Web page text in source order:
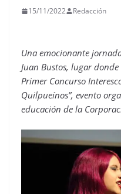
15/11/2022 Redacción
Una emocionante
Juan Bustos, lugar
Primer Concurso
Quilpueínos”, evento
educación de la